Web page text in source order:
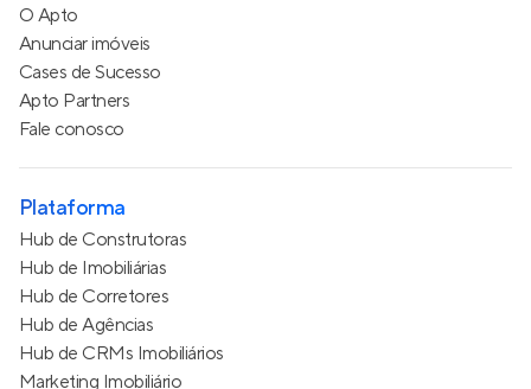
O Apto
Anunciar imóveis
Cases de Sucesso
Apto Partners
Fale conosco
Plataforma
Hub de Construtoras
Hub de Imobiliárias
Hub de Corretores
Hub de Agências
Hub de CRMs Imobiliários
Marketing Imobiliário